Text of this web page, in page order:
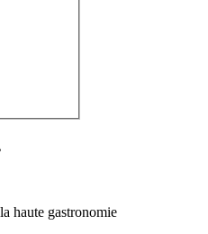
haute gastronomie